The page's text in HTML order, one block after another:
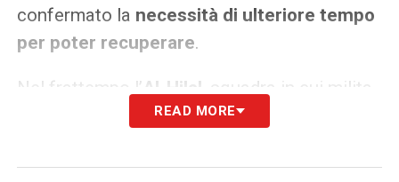
confermato la necessità di ulteriore tempo
per poter recuperare.
Nel frattempo l’ Al-Hilal , squadra in cui milita
il brasiliano, ha per il momento deciso di
lista dei giocatori disponibili per la
READ MORE